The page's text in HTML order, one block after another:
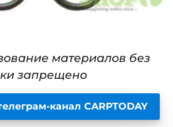
материалов без
запрещено
канал CARPTODAY